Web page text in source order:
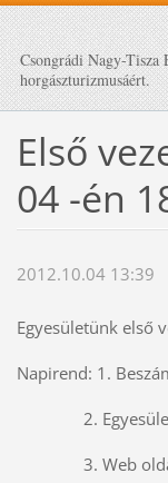
Csongrádi Nagy-Tisza
horgászturizmusáért.
Első
04 -én
2012.10.04 13:39
Egyesületünk első
Napirend: 1.
2.
3. Web